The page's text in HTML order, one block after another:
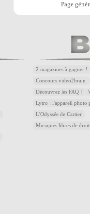
Page
2 magazines à gagner !
Concours video2brain
Découvrez les FAQ !
Lytro : l'appareil photo
L'Odyssée de Cartier
Musiques libres de